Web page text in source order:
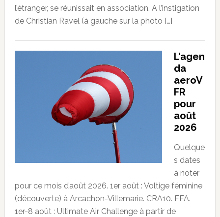
l’étranger, se réunissait en association. A l’instigation
de Christian Ravel (à gauche sur la photo […]
L’agen
da
aeroV
FR
pour
août
2026
Quelque
s dates
à noter
pour ce mois d’août 2026. 1er août : Voltige féminine
(découverte) à Arcachon-Villemarie. CRA10. FFA.
1er-8 août : Ultimate Air Challenge à partir de